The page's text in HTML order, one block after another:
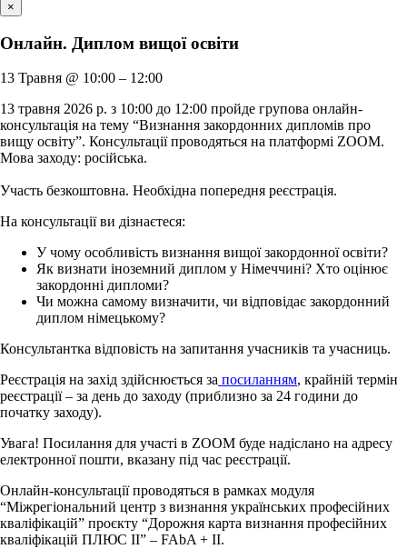
×
Онлайн. Диплом вищої освіти
13 Травня @ 10:00 – 12:00
13 травня 2026 р. з 10:00 до 12:00 пройде групова онлайн-
консультація на тему “Визнання закордонних дипломів про
вищу освіту”. Консультації проводяться на платформі ZOOM.
Мова заходу: російська.
Участь безкоштовна. Необхідна попередня реєстрація.
На консультації ви дізнаєтеся:
У чому особливість визнання вищої закордонної освіти?
Як визнати іноземний диплом у Німеччині? Хто оцінює
закордонні дипломи?
Чи можна самому визначити, чи відповідає закордонний
диплом німецькому?
Консультантка відповість на запитання учасників та учасниць.
Реєстрація на захід здійснюється за посиланням, крайній термін
реєстрації – за день до заходу (приблизно за 24 години до
початку заходу).
Увага! Посилання для участі в ZOOM буде надіслано на адресу
електронної пошти, вказану під час реєстрації.
Онлайн-консультації проводяться в рамках модуля
“Міжрегіональний центр з визнання українських професійних
кваліфікацій” проєкту “Дорожня карта визнання професійних
кваліфікацій ПЛЮС II” – FAbA + II.